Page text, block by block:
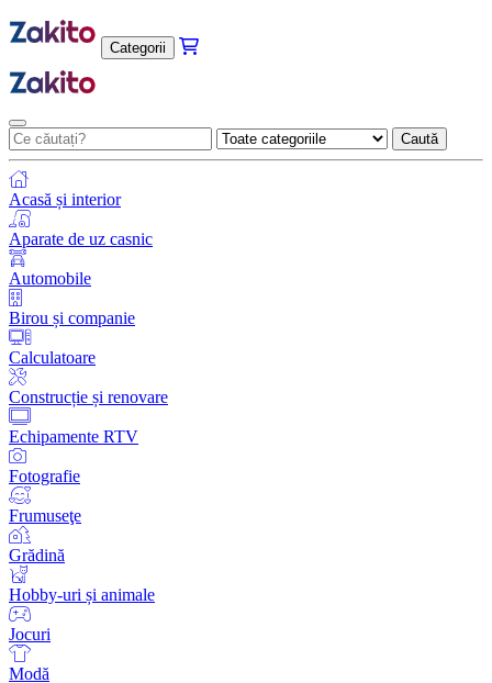
Categorii
Caută
Acasă și interior
Aparate de uz casnic
Automobile
Birou și companie
Calculatoare
Construcție și renovare
Echipamente RTV
Fotografie
Frumuseţe
Grădină
Hobby-uri și animale
Jocuri
Modă